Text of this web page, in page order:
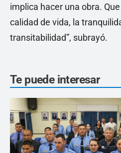
implica hacer una obra.
calidad de vida, la
transitabilidad”, subrayó.
Te puede interesar